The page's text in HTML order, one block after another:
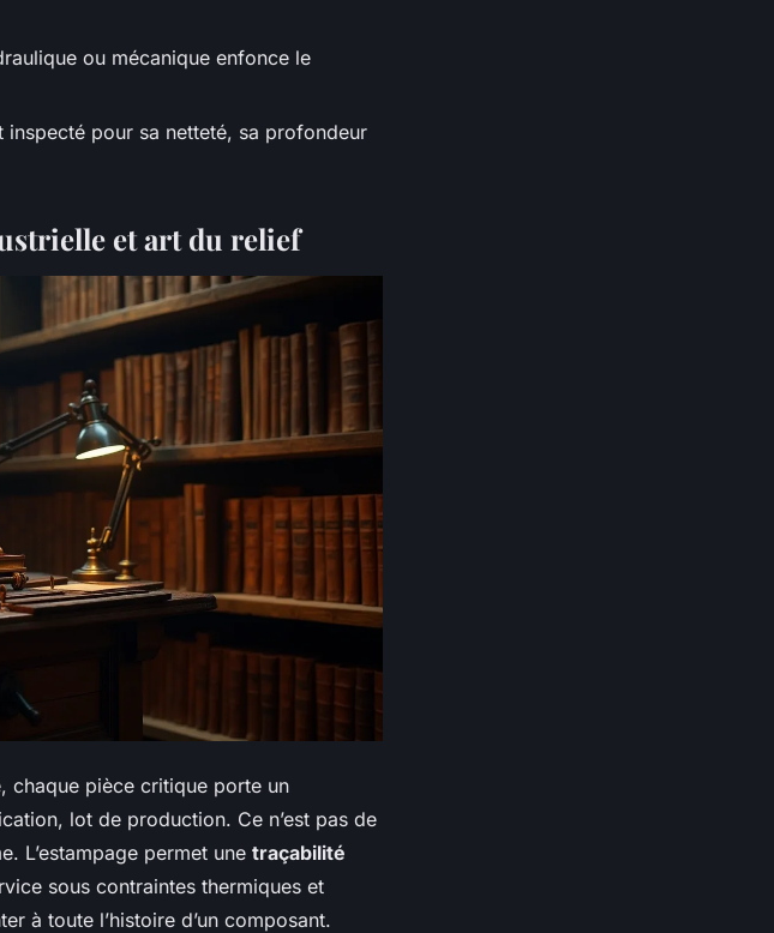
ou mécanique enfonce le
inspecté pour sa netteté, sa profondeur
et art du relief
chaque pièce critique porte un
lot de production. Ce n’est pas de
L’estampage permet une traçabilité
sous contraintes thermiques et
à toute l’histoire d’un composant.